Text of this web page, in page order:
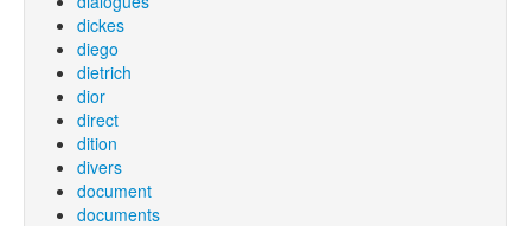
dickes
diego
dietrich
dior
direct
dition
divers
document
documents